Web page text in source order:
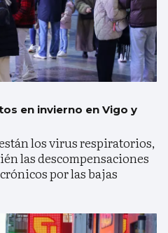
en invierno en Vigo y
los virus respiratorios,
las descompensaciones
por las bajas